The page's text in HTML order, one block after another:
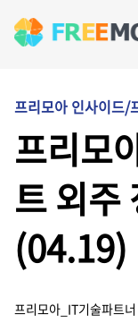
프리모아 인사이드/
프리모
트 외주
(04.19)
프리모아_IT기술파트너